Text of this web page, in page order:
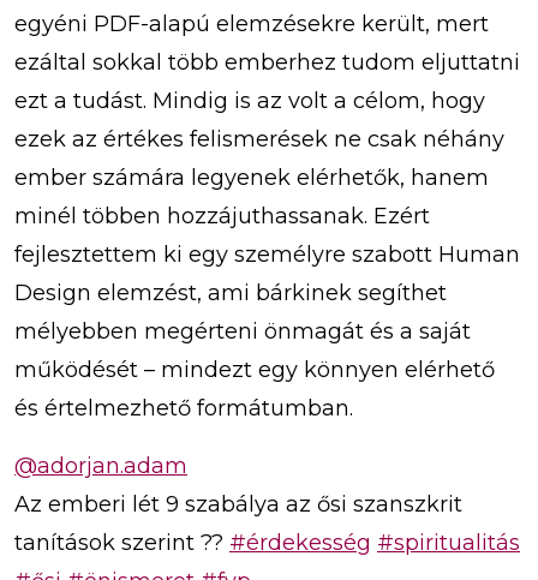
egyéni PDF-alapú elemzésekre került, mert
ezáltal sokkal több emberhez tudom eljuttatni
ezt a tudást. Mindig is az volt a célom, hogy
ezek az értékes felismerések ne csak néhány
ember számára legyenek elérhetők, hanem
minél többen hozzájuthassanak. Ezért
fejlesztettem ki egy személyre szabott Human
Design elemzést, ami bárkinek segíthet
mélyebben megérteni önmagát és a saját
működését – mindezt egy könnyen elérhető
és értelmezhető formátumban.
@adorjan.adam
Az emberi lét 9 szabálya az ősi szanszkrit
tanítások szerint ?? #érdekesség #spiritualitás